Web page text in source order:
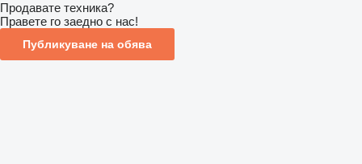
Продавате техника?
Правете го заедно с нас!
Публикуване на обява